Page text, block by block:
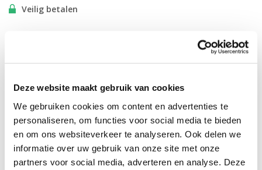
Deze website maakt gebruik van cookies
We gebruiken cookies om content en advertenties te
personaliseren, om functies voor social media te bieden
en om ons websiteverkeer te analyseren. Ook delen we
informatie over uw gebruik van onze site met onze
partners voor social media, adverteren en analyse. Deze
Veilig betalen
van kleine hoeveelheden verf. één strip bevat 6 potjes van 5ml
per stuk. Met de deksel zijn de potjes luchtdicht af te sluiten.
Handig in combinatie met de 2ml lege pipetjes.
Anderen hebben ook gekocht: